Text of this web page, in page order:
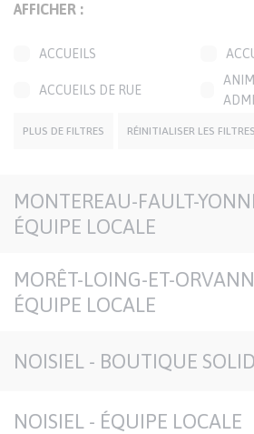
AFFICHER :
ACCUEILS
ACCUEILS DE RUE
BOUTIQUES SOLIDAIRES
GROUPES CONVIVIAUX
TRANSPORTS
PLUS DE FILTRES RÉINITIALISER LES FILTRES
MONTEREAU-FAULT-
ÉQUIPE LOCALE
MORÊT-LOING-ET-
ÉQUIPE LOCALE
NOISIEL - BOUTIQUE
NOISIEL - ÉQUIPE LOCALE